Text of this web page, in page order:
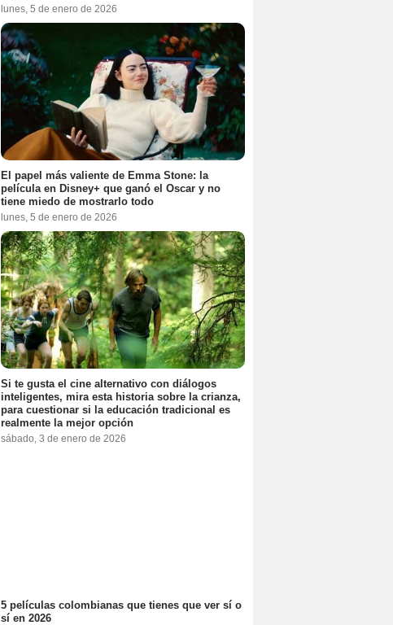
lunes, 5 de enero de 2026
El papel más valiente de Emma Stone: la
película en Disney+ que ganó el Oscar y no
tiene miedo de mostrarlo todo
lunes, 5 de enero de 2026
Si te gusta el cine alternativo con diálogos
inteligentes, mira esta historia sobre la crianza,
para cuestionar si la educación tradicional es
realmente la mejor opción
sábado, 3 de enero de 2026
5 películas colombianas que tienes que ver sí o
sí en 2026